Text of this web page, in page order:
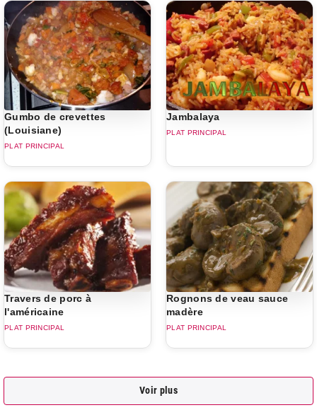
Gumbo de crevettes
(Louisiane)
PLAT PRINCIPAL
Jambalaya
PLAT PRINCIPAL
Travers de porc à
l'américaine
PLAT PRINCIPAL
Rognons de veau sauce
madère
PLAT PRINCIPAL
Voir plus